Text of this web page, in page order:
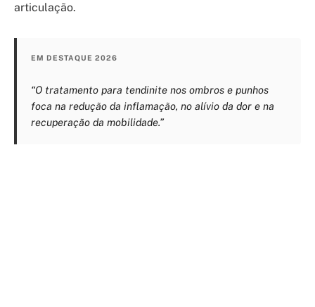
articulação.
EM DESTAQUE 2026
“O tratamento para tendinite nos ombros e punhos
foca na redução da inflamação, no alívio da dor e na
recuperação da mobilidade.”